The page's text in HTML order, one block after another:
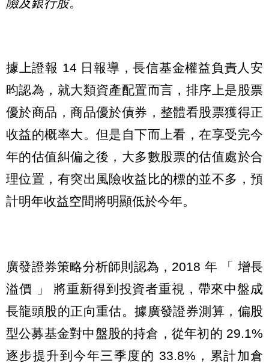
據上證報 14 日報導，長信基金權益負責人安
昀認為，就大類資產配置而言，排序上是股票
優於商品，商品優於債券，整體看股票獲得正
收益的概率大。但是自下而上看，在享受完今
年的估值糾偏之後，大多數股票的估值處於合
理位置，有突出風險收益比的標的並不多，預
計明年收益空間將明顯低於今年。
廣發證券策略分析師則認為，2018 年 「 增長
溢價 」 將重新得到投資者重視，帶來中盤成
長龍頭股的正向重估。據廣發證券測算，偏股
型公募基金對中盤股的持倉，從年初的 29.1%
逐步提升到今年三季度的 33.8%，累計加倉